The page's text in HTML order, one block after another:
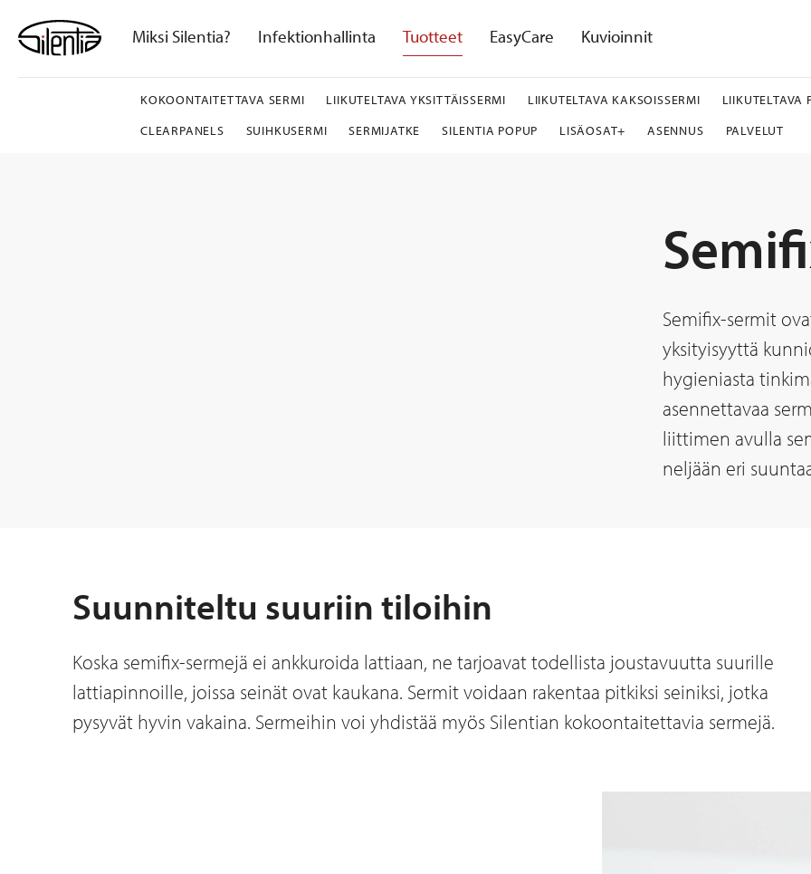
content
Miksi Silentia? Infektionhallinta Tuotteet EasyCare Kuvioinnit
KOKOONTAITETTAVA SERMI LIIKUTELTAVA YKSITTÄISSERMI LIIKUTELTAVA KAKSOISSERMI LIIKUTELTAVA
CLEARPANELS
SUIHKUSERMI SERMIJATKE SILENTIA POPUP LISÄOSAT+ ASENNUS PALVELUT
Semifix-sermit
yksityisyyttä
hygieniasta
asennettavaa
liittimen avulla
neljään eri
Suunniteltu suuriin tiloihin
Koska semifix-sermejä ei ankkuroida lattiaan, ne tarjoavat todellista joustavuutta suurille
lattiapinnoille, joissa seinät ovat kaukana. Sermit voidaan rakentaa pitkiksi seiniksi, jotka
pysyvät hyvin vakaina. Sermeihin voi yhdistää myös Silentian kokoontaitettavia sermejä.